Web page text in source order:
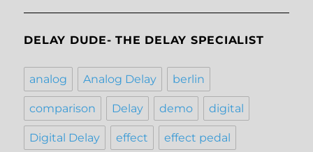
DELAY DUDE- THE DELAY SPECIALIST
analog Analog Delay berlin
comparison Delay demo digital
Digital Delay effect effect pedal